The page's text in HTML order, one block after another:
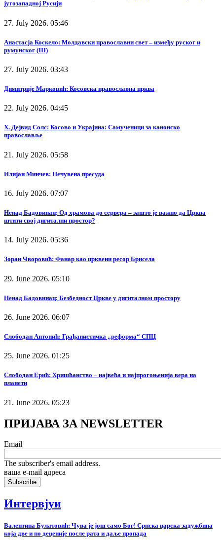
југозападној Русији
27. July 2026. 05:46
Анастасја Коскело: Молдавски православни свет – између руског и
румунског (III)
27. July 2026. 03:43
Димитрије Марковић: Косовска православна црква
22. July 2026. 04:45
Х. Дејвид Солс: Косово и Украјина: Самученици за канонско
православље
21. July 2026. 05:58
Илијан Минчев: Нечувена пресуда
16. July 2026. 07:07
Ненад Бадовинац: Од храмова до сервера – зашто је важно да Црква
штити свој дигитални простор?
14. July 2026. 05:36
Зоран Чворовић: Фанар као црквени ресор Брисела
29. June 2026. 05:10
Ненад Бадовинац: Безбедност Цркве у дигиталном простору
26. June 2026. 06:07
Слободан Антонић: Грађанистичка „реформа“ СПЦ
25. June 2026. 01:25
Слободан Ерић: Хришћанство – највећа и најпрогоњенија вера на
планети
21. June 2026. 05:23
ПРИЈАВА ЗА NEWSLETTER
Email
The subscriber's email address.
ваша е-mail адреса
Интервјуи
Валентина Булатовић: Чува је још само Бог! Српска царска задужбина
која две и по деценије после рата и даље пропада